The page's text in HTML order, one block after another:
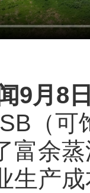
9月8
（可
富余
生产